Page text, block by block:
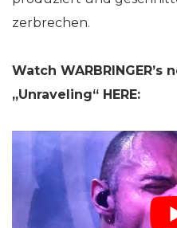
zerbrechen.
Watch
„Unraveling“ HERE: